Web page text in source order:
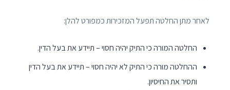
לאחר מתן החלטה תפעל המזכירות כמפורט להלן:
החלטה המורה כי התיק יהיה חסוי – תיידע את בעל הדין.
ההחלטה מורה כי התיק לא יהיה חסוי – תיידע את בעל הדין
ותסיר את החיסיון.